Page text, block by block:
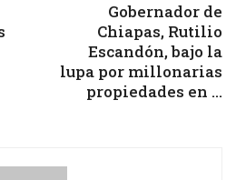
Gobernador de
Chiapas, Rutilio
Escandón, bajo la
lupa por millonarias
propiedades en ...